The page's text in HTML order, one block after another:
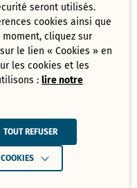
du 30
seront utilisés.
cookies ainsi que
cliquez sur
le lien « Cookies » en
les cookies et les
:lire notre
TOUT REFUSER